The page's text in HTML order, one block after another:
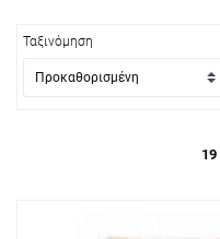
Ταξινόμηση
19